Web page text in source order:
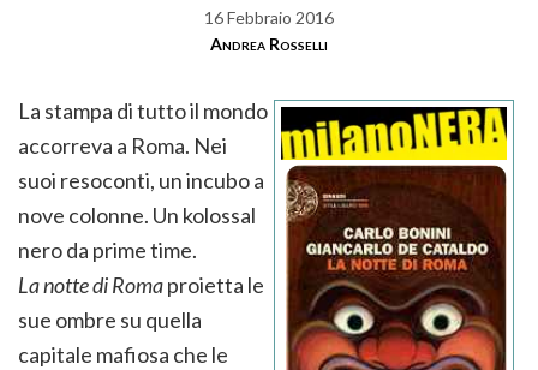
16 Febbraio 2016
Andrea Rosselli
La stampa di tutto il mondo
accorreva a Roma. Nei
suoi resoconti, un incubo a
nove colonne. Un kolossal
nero da prime time.
La notte di Romaproietta le
sue ombre su quella
capitale mafiosa che le